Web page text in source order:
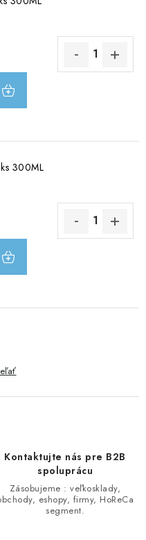
DO
300ML
DO
Kontaktujte nás pre B2B
spoluprácu
Zásobujeme : veľkosklady,
eshopy, firmy, HoReCa
segment.